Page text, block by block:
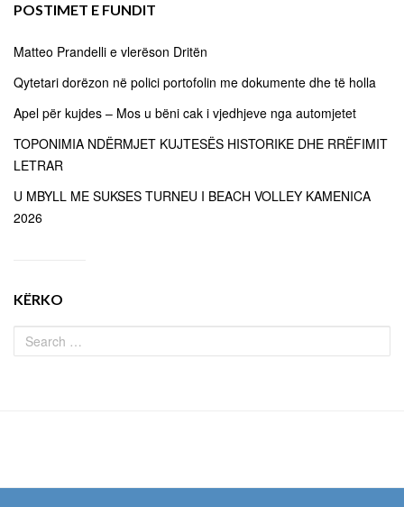
POSTIMET E FUNDIT
Matteo Prandelli e vlerëson Dritën
Qytetari dorëzon në polici portofolin me dokumente dhe të holla
Apel për kujdes – Mos u bëni cak i vjedhjeve nga automjetet
TOPONIMIA NDËRMJET KUJTESËS HISTORIKE DHE RRËFIMIT
LETRAR
U MBYLL ME SUKSES TURNEU I BEACH VOLLEY KAMENICA
2026
KËRKO